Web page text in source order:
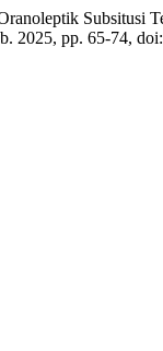
Subsitusi
2025, pp. 65-74,